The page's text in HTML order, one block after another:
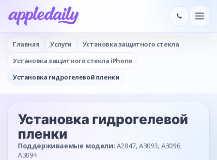
Главная Услуги
Установка защитного стекла
Установка защитного стекла iPhone
Установка гидрогелевой пленки
Установка гидрогелевой
пленки
Поддерживаемые модели: A2847, A3093, A3096,
A3094